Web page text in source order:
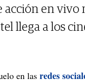
acción en vivo
llega a los
en las redes